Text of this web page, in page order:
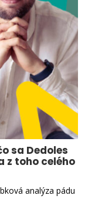
sa Dedoles
z toho celého
analýza pádu